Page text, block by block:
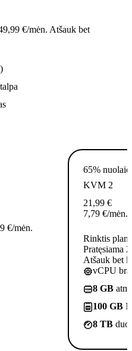
€/mėn. Atšauk bet
€/mėn.
65%
KVM 2
21,99 €
7,79 €/mėn.
Rinktis planą
Pratęsiama
Atšauk bet
vCPU
8 GB
100 GB
8 TB